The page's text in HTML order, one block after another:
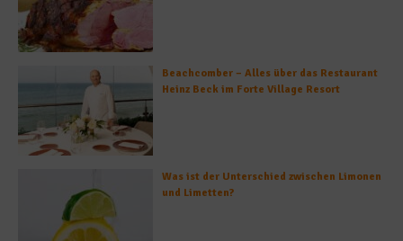
Beachcomber – Alles über das Restaurant
Heinz Beck im Forte Village Resort
Was ist der Unterschied zwischen Limonen
und Limetten?